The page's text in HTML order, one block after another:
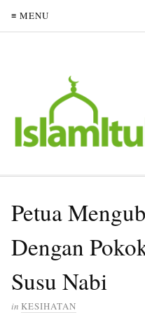
≡ MENU
Petua
Dengan
Susu Nabi
in KESIHATAN